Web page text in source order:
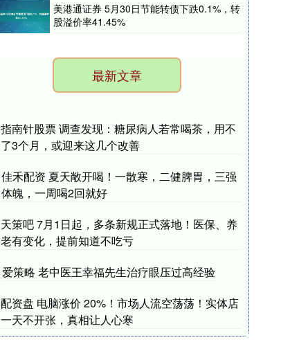
美港通证券 5月30日节能转债下跌0.1%，转
股溢价率41.45%
最新文章
指南针股票 调查发现：糖尿病人若常喝茶，用不
了3个月，或迎来这几个改善
佳禾配资 夏天敞开喝！一散寒，二健脾胃，三强
体魄，一周喝2回就好
天策吧 7月1日起，多条新规正式落地！医保、养
老有变化，提前知道不吃亏
爱策略 老中医王幸福先生治疗眼压过高经验
配资盘 电脑涨价 20%！市场人流空荡荡！实体店
一天不开张，真相让人心寒